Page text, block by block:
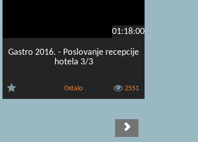
01:18:00
Gastro 2016. - Poslovanje recepcije
hotela 3/3
Ostalo 2551